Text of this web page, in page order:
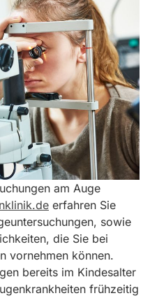
am Auge
erfahren Sie
sowie
die Sie bei
vornehmen können.
bereits im Kindesalter
frühzeitig